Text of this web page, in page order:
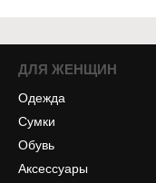
ДЛЯ ЖЕНЩИН
Одежда
Сумки
Обувь
Аксессуары